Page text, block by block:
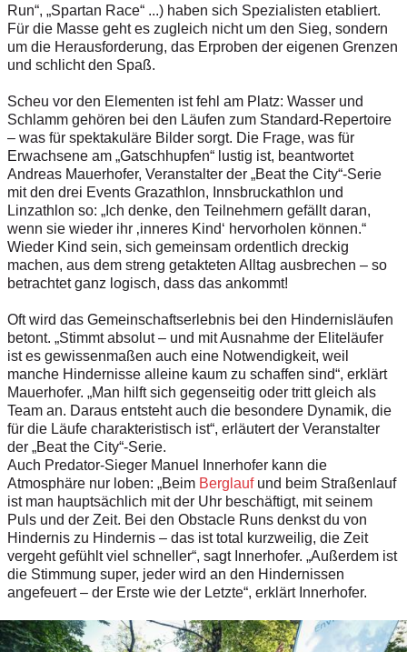
Run“, „Spartan Race“ ...) haben sich Spezialisten etabliert.
Für die Masse geht es zugleich nicht um den Sieg, sondern
um die Herausforderung, das Erproben der eigenen Grenzen
und schlicht den Spaß.
Scheu vor den Elementen ist fehl am Platz: Wasser und
Schlamm gehören bei den Läufen zum Standard-Repertoire
– was für spektakuläre Bilder sorgt. Die Frage, was für
Erwachsene am „Gatschhupfen“ lustig ist, beantwortet
Andreas Mauerhofer, Veranstalter der „Beat the City“-Serie
mit den drei Events Grazathlon, Innsbruckathlon und
Linzathlon so: „Ich denke, den Teilnehmern gefällt daran,
wenn sie wieder ihr ‚inneres Kind‘ hervorholen können.“
Wieder Kind sein, sich gemeinsam ordentlich dreckig
machen, aus dem streng getakteten Alltag ausbrechen – so
betrachtet ganz logisch, dass das ankommt!
Oft wird das Gemeinschaftserlebnis bei den Hindernisläufen
betont. „Stimmt absolut – und mit Ausnahme der Eliteläufer
ist es gewissenmaßen auch eine Notwendigkeit, weil
manche Hindernisse alleine kaum zu schaffen sind“, erklärt
Mauerhofer. „Man hilft sich gegenseitig oder tritt gleich als
Team an. Daraus entsteht auch die besondere Dynamik, die
für die Läufe charakteristisch ist“, erläutert der Veranstalter
der „Beat the City“-Serie.
Auch Predator-Sieger Manuel Innerhofer kann die
Atmosphäre nur loben: „Beim Berglauf und beim Straßenlauf
ist man hauptsächlich mit der Uhr beschäftigt, mit seinem
Puls und der Zeit. Bei den Obstacle Runs denkst du von
Hindernis zu Hindernis – das ist total kurzweilig, die Zeit
vergeht gefühlt viel schneller“, sagt Innerhofer. „Außerdem ist
die Stimmung super, jeder wird an den Hindernissen
angefeuert – der Erste wie der Letzte“, erklärt Innerhofer.